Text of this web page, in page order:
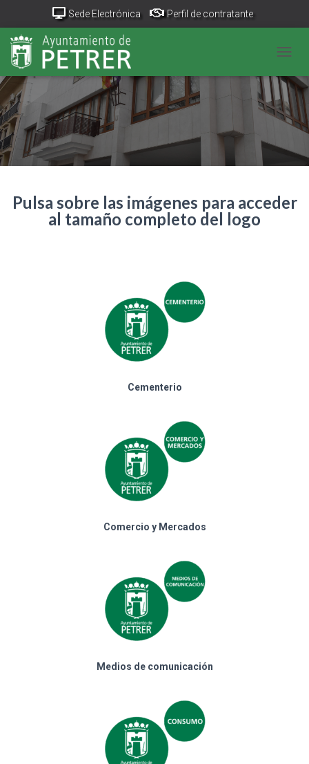
Sede Electrónica Perfil de contratante
Portal Transparencia
Canal de denuncias
Pulsa sobre las imágenes para acceder
al tamaño completo del logo
Cementerio
Comercio y Mercados
Medios de comunicación